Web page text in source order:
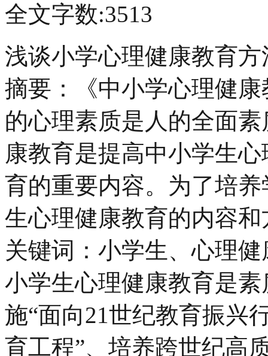
全文字数:3513
浅谈小学心理健康教育方
摘要：《中小学心理健
的心理素质是人的全面
康教育是提高中小学生
育的重要内容。为了培
生心理健康教育的内容
关键词：小学生、心理
小学生心理健康教育是
施“面向21世纪教育振兴
育工程”、培养跨世纪高